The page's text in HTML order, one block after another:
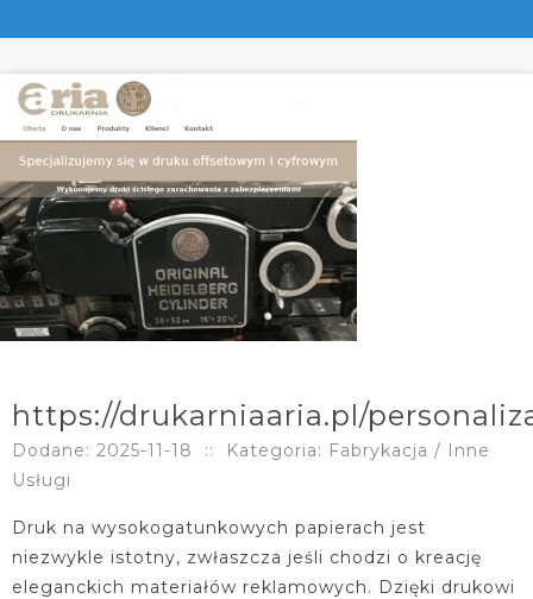
https://drukarniaaria.pl/
Dodane: 2025-11-18 ::
Kategoria: Fabrykacja / Inne
Usługi
Druk na wysokogatunkowych papierach jest
niezwykle istotny, zwłaszcza jeśli chodzi o kreację
eleganckich materiałów reklamowych. Dzięki drukowi